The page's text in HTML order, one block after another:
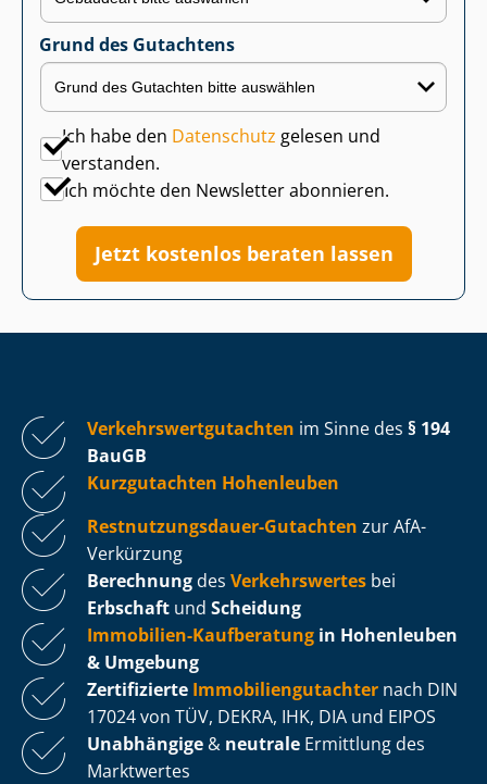
Grund des Gutachtens
Ich habe den Datenschutz gelesen und
verstanden.
Ich möchte den Newsletter abonnieren.
Jetzt kostenlos beraten lassen
Ver­kehrs­wert­gut­ach­ten im Sinne des § 194
BauGB
Kurzgutachten Hohenleuben
Rest­nut­zungs­dau­er-Gutachten zur AfA-
Verkürzung
Berechnung des Verkehrswertes bei
Erbschaft und Scheidung
Immobilien-Kaufberatung in Hohenleuben
& Umgebung
Zertifizierte Im­mo­bi­li­en­gut­ach­ter nach DIN
17024 von TÜV, DEKRA, IHK, DIA und EIPOS
Unabhängige & neutrale Ermittlung des
Marktwertes